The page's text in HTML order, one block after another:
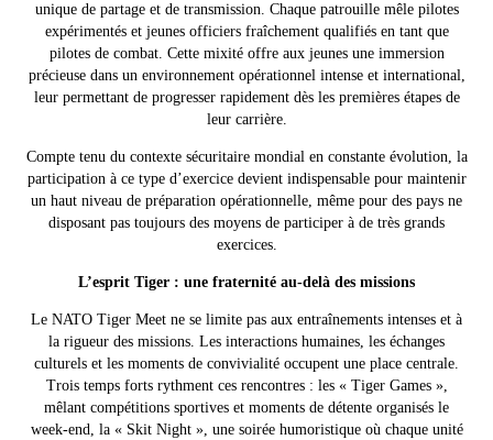
unique de partage et de transmission. Chaque patrouille mêle pilotes
expérimentés et jeunes officiers fraîchement qualifiés en tant que
pilotes de combat. Cette mixité offre aux jeunes une immersion
précieuse dans un environnement opérationnel intense et international,
leur permettant de progresser rapidement dès les premières étapes de
leur carrière.
Compte tenu du contexte sécuritaire mondial en constante évolution, la
participation à ce type d’exercice devient indispensable pour maintenir
un haut niveau de préparation opérationnelle, même pour des pays ne
disposant pas toujours des moyens de participer à de très grands
exercices.
L’esprit Tiger : une fraternité au-delà des missions
Le NATO Tiger Meet ne se limite pas aux entraînements intenses et à
la rigueur des missions. Les interactions humaines, les échanges
culturels et les moments de convivialité occupent une place centrale.
Trois temps forts rythment ces rencontres : les « Tiger Games »,
mêlant compétitions sportives et moments de détente organisés le
week-end, la « Skit Night », une soirée humoristique où chaque unité